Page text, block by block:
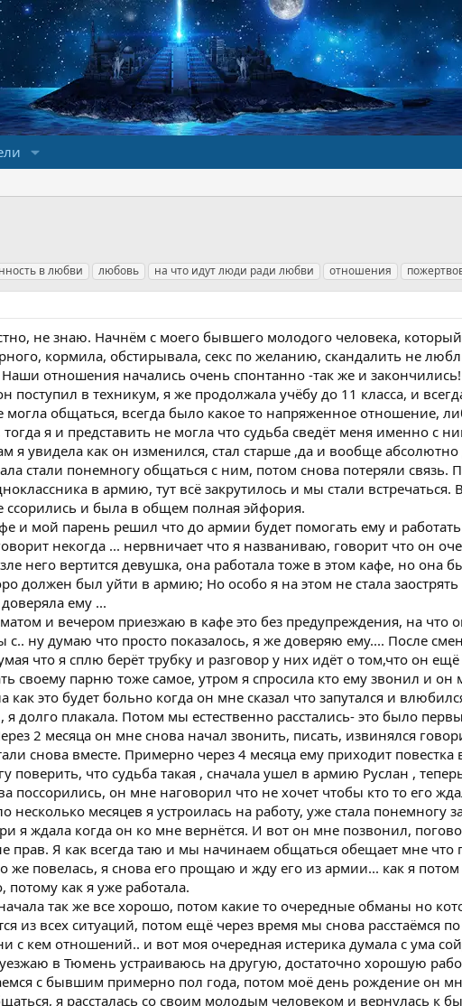
в любви любовь на что идут люди ради любви отношения
не знаю. Начнём с моего бывшего молодого человека,
кормила, обстирывала, секс по желанию, скандалить не
Наши отношения начались очень спонтанно -так же и
поступил в техникум, я же продолжала учёбу до 11 класса, и
общаться, всегда было какое то напряженное отношение,
я и представить не могла что судьба сведёт меня именно с
я увидела как он изменился, стал старше ,да и вообще
стали понемногу общаться с ним, потом снова потеряли связь.
в армию, тут всё закрутилось и мы стали
и была в общем полная эйфория.
и мой парень решил что до армии будет помогать ему и
некогда ... нервничает что я названиваю, говорит что он
него вертится девушка, она работала тоже в этом кафе, но она
должен был уйти в армию; Но особо я на этом не стала
ему ...
и вечером приезжаю в кафе это без предупреждения, на что
с.. ну думаю что просто показалось, я же доверяю ему.... После
что я сплю берёт трубку и разговор у них идёт о том,что он ещё
своему парню тоже самое, утром я спросила кто ему звонил и он
как это будет больно когда он мне сказал что запутался и
долго плакала. Потом мы естественно расстались- это было
2 месяца он мне снова начал звонить, писать, извинялся
снова вместе. Примерно через 4 месяца ему приходит
поверить, что судьба такая , сначала ушел в армию Руслан ,
поссорились, он мне наговорил что не хочет чтобы кто то его
месяцев я устроилась на работу, уже стала понемногу
я ждала когда он ко мне вернётся. И вот он мне позвонил,
прав. Я как всегда таю и мы начинаем общаться обещает мне что
же повелась, я снова его прощаю и жду его из армии... как я
как я уже работала.
так же все хорошо, потом какие то очередные обманы но
из всех ситуаций, потом ещё через время мы снова расстаёмся
с кем отношений.. и вот моя очередная истерика думала с ума
в Тюмень устраиваюсь на другую, достаточно хорошую
с бывшим примерно пол года, потом моё день рождение он
я рассталась со своим молодым человеком и вернулась к